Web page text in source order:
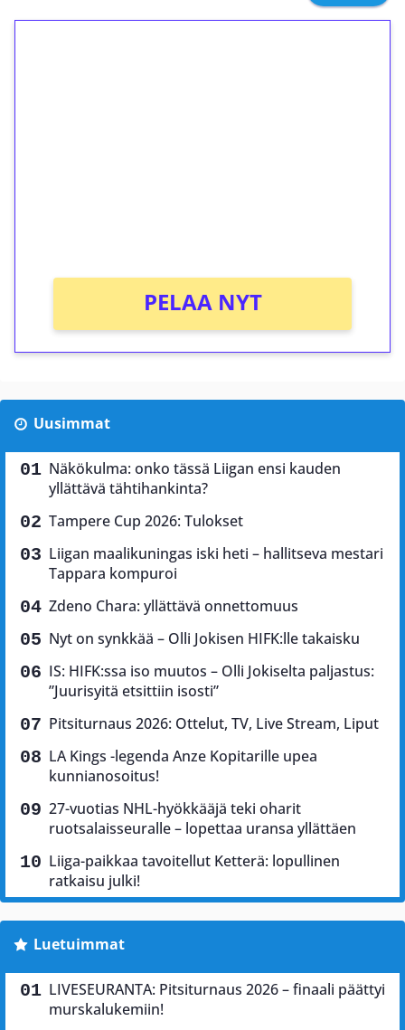
PELAA NYT
Uusimmat
Näkökulma: onko tässä Liigan ensi kauden
yllättävä tähtihankinta?
Tampere Cup 2026: Tulokset
Liigan maalikuningas iski heti – hallitseva mestari
Tappara kompuroi
Zdeno Chara: yllättävä onnettomuus
Nyt on synkkää – Olli Jokisen HIFK:lle takaisku
IS: HIFK:ssa iso muutos – Olli Jokiselta paljastus:
”Juurisyitä etsittiin isosti”
Pitsiturnaus 2026: Ottelut, TV, Live Stream, Liput
LA Kings -legenda Anze Kopitarille upea
kunnianosoitus!
27-vuotias NHL-hyökkääjä teki oharit
ruotsalaisseuralle – lopettaa uransa yllättäen
Liiga-paikkaa tavoitellut Ketterä: lopullinen
ratkaisu julki!
Luetuimmat
LIVESEURANTA: Pitsiturnaus 2026 – finaali päättyi
murskalukemiin!